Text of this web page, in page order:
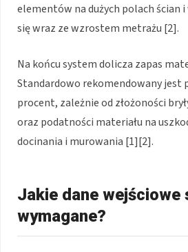
elementów na dużych polach ścian
się wraz ze wzrostem metrażu [2].
Na końcu system dolicza zapas
Standardowo rekomendowany jest
procent, zależnie od złożoności
oraz podatności materiału na
docinania i murowania [1][2].
Jakie dane wejściowe
wymagane?